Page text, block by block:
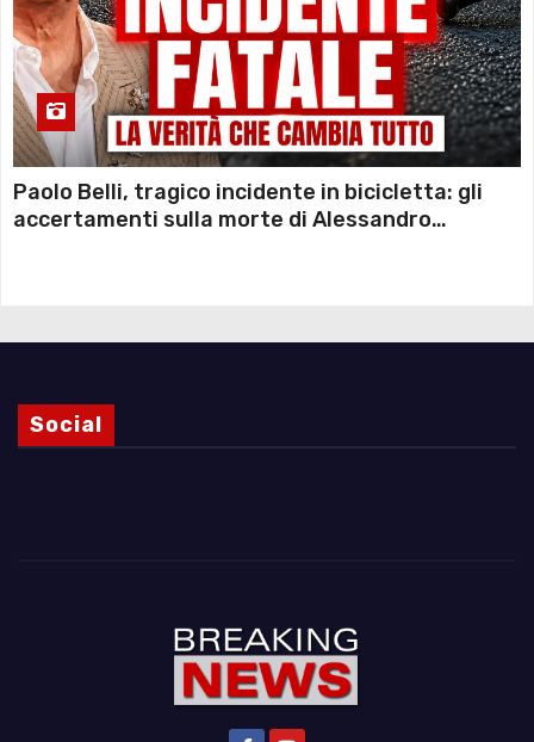
Paolo Belli, tragico incidente in bicicletta: gli
accertamenti sulla morte di Alessandro
Social